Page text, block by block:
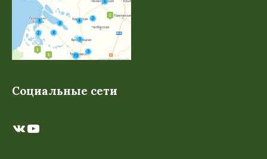
Социальные сети
ВКонтакте
YouTube